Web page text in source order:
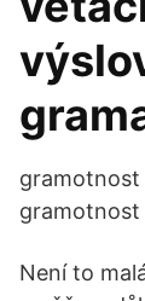
gramotnost
gramotnost
Není to